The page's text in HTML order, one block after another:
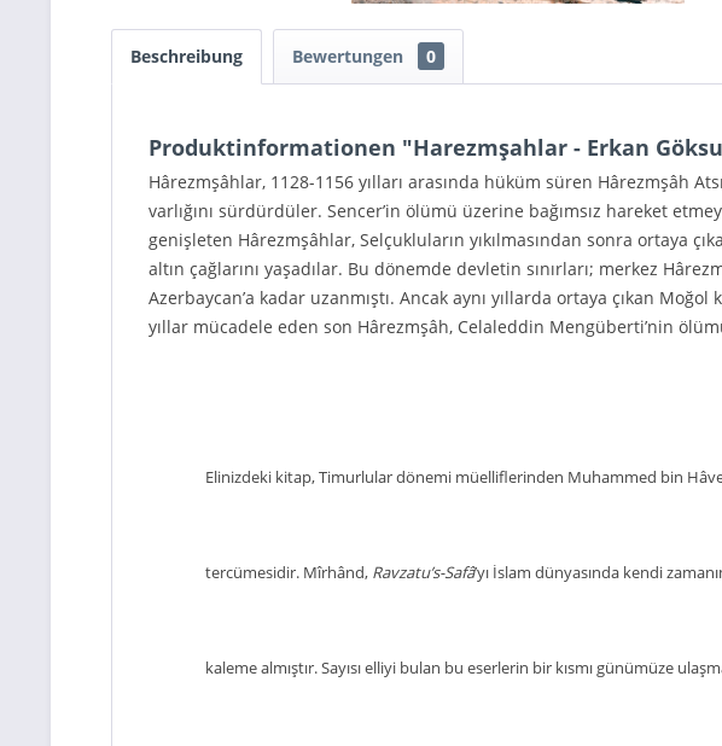
Beschreibung Bewertungen 0
Produktinformationen "Harezmşahlar - Erkan
Hârezmşâhlar, 1128-1156 yılları arasında hüküm süren Hârezmşâh
varlığını sürdürdüler. Sencer’in ölümü üzerine bağımsız hareket
genişleten Hârezmşâhlar, Selçukluların yıkılmasından sonra ortaya
altın çağlarını yaşadılar. Bu dönemde devletin sınırları; merkez
Azerbaycan’a kadar uzanmıştı. Ancak aynı yıllarda ortaya çıkan
yıllar mücadele eden son Hârezmşâh, Celaleddin Mengüberti’nin
Elinizdeki kitap, Timurlular dönemi müelliflerinden Muhammed bin
tercümesidir. Mîrhând, Ravzatu’s-Safâ’yı İslam dünyasında kendi
kaleme almıştır. Sayısı elliyi bulan bu eserlerin bir kısmı günümüze